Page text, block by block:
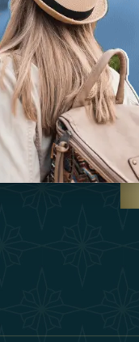
E Condizioni
Un Partner